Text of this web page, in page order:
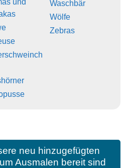
Waschbär
Wölfe
Zebras
neu hinzugefügten
Ausmalen bereit sind